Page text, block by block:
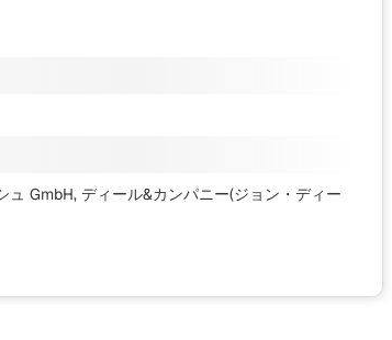
GmbH, ディール&カンパニー(ジョン・ディー